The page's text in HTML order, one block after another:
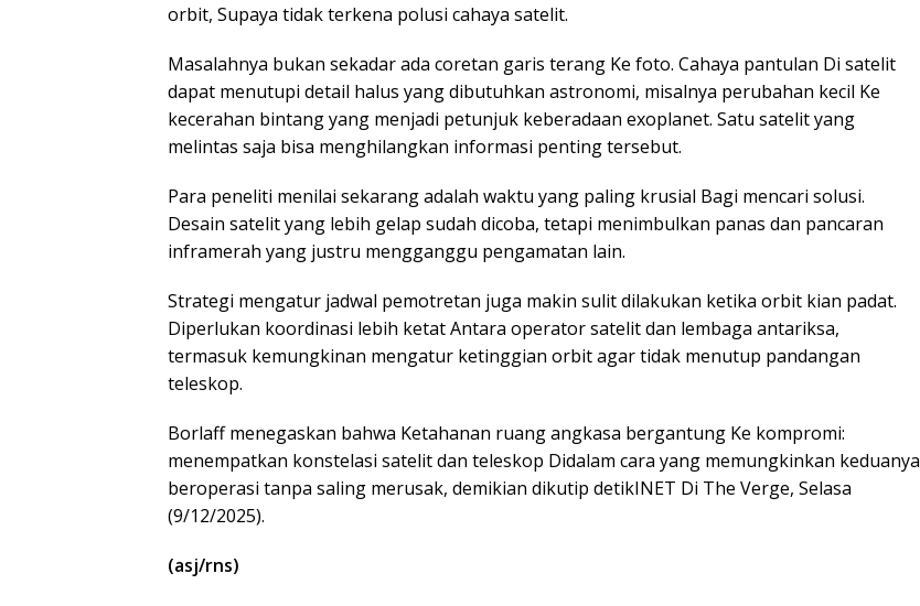
orbit, Supaya tidak terkena polusi cahaya satelit.
Masalahnya bukan sekadar ada coretan garis terang Ke foto. Cahaya pantulan Di satelit
dapat menutupi detail halus yang dibutuhkan astronomi, misalnya perubahan kecil Ke
kecerahan bintang yang menjadi petunjuk keberadaan exoplanet. Satu satelit yang
melintas saja bisa menghilangkan informasi penting tersebut.
Para peneliti menilai sekarang adalah waktu yang paling krusial Bagi mencari solusi.
Desain satelit yang lebih gelap sudah dicoba, tetapi menimbulkan panas dan pancaran
inframerah yang justru mengganggu pengamatan lain.
Strategi mengatur jadwal pemotretan juga makin sulit dilakukan ketika orbit kian padat.
Diperlukan koordinasi lebih ketat Antara operator satelit dan lembaga antariksa,
termasuk kemungkinan mengatur ketinggian orbit agar tidak menutup pandangan
teleskop.
Borlaff menegaskan bahwa Ketahanan ruang angkasa bergantung Ke kompromi:
menempatkan konstelasi satelit dan teleskop Didalam cara yang memungkinkan keduanya
beroperasi tanpa saling merusak, demikian dikutip detikINET Di The Verge, Selasa
(9/12/2025).
(asj/rns)